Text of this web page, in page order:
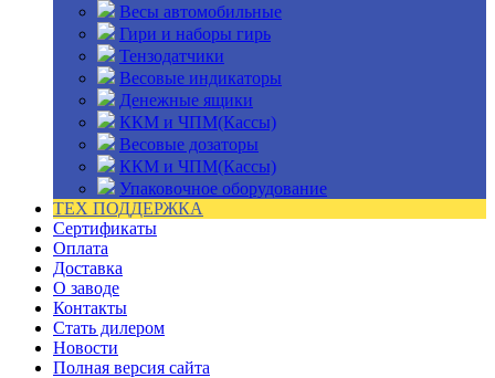
Весы автомобильные
Гири и наборы гирь
Тензодатчики
Весовые индикаторы
Денежные ящики
ККМ и ЧПМ(Кассы)
Весовые дозаторы
ККМ и ЧПМ(Кассы)
Упаковочное оборудование
ТЕХ ПОДДЕРЖКА
Сертификаты
Оплата
Доставка
О заводе
Контакты
Стать дилером
Новости
Полная версия сайта